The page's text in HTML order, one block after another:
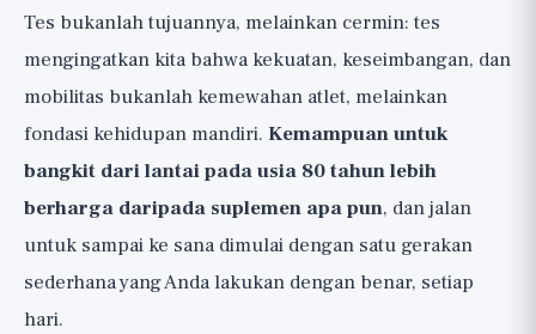
Tes bukanlah tujuannya, melainkan cermin: tes
mengingatkan kita bahwa kekuatan, keseimbangan, dan
mobilitas bukanlah kemewahan atlet, melainkan
fondasi kehidupan mandiri. Kemampuan untuk
bangkit dari lantai pada usia 80 tahun lebih
berharga daripada suplemen apa pun, dan jalan
untuk sampai ke sana dimulai dengan satu gerakan
sederhana yang Anda lakukan dengan benar, setiap
hari.